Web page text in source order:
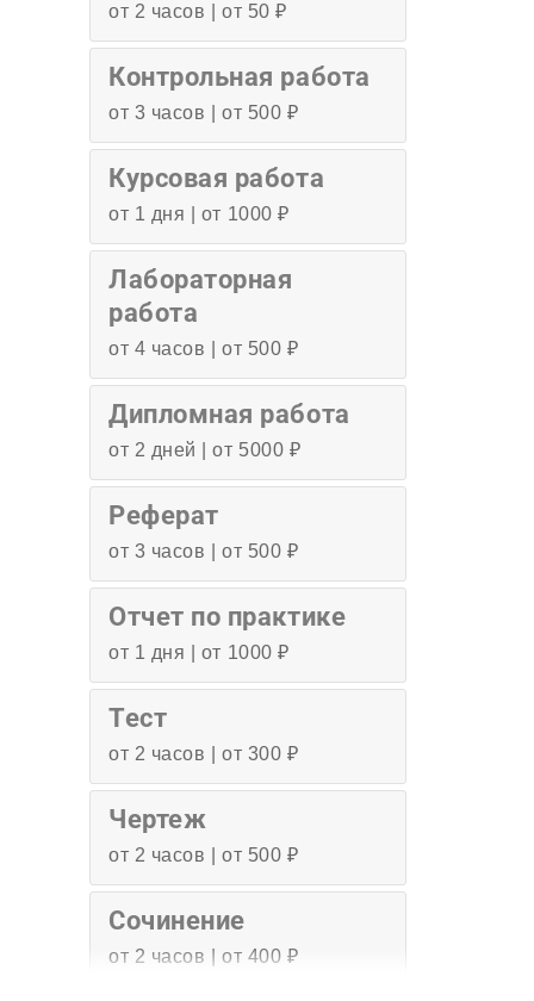
от 2 часов | от 50 ₽
Контрольная работа
от 3 часов | от 500 ₽
Курсовая работа
от 1 дня | от 1000 ₽
Лабораторная
работа
от 4 часов | от 500 ₽
Дипломная работа
от 2 дней | от 5000 ₽
Реферат
от 3 часов | от 500 ₽
Отчет по практике
от 1 дня | от 1000 ₽
Тест
от 2 часов | от 300 ₽
Чертеж
от 2 часов | от 500 ₽
Сочинение
от 2 часов | от 400 ₽